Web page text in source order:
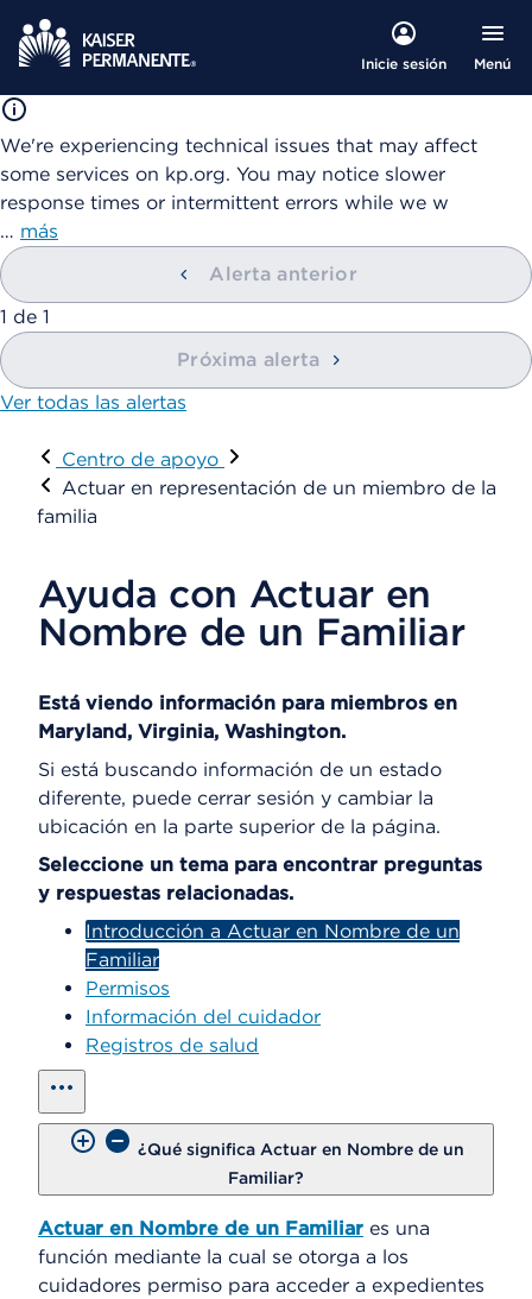
Inicie sesión Menú
We're experiencing technical issues that may affect
some services on kp.org. You may notice slower
response times or intermittent errors while we w
… más
Alerta anterior
mostrando
1 de 1
Próxima alerta
Ver todas las alertas
Visitar
Centro de apoyo
Actuar en representación de un miembro de la
familia
Ayuda con Actuar en
Nombre de un Familiar
Está viendo información para miembros en
Maryland, Virginia, Washington.
Si está buscando información de un estado
diferente, puede cerrar sesión y cambiar la
ubicación en la parte superior de la página.
Seleccione un tema para encontrar preguntas
y respuestas relacionadas.
Introducción a Actuar en Nombre de un
Familiar
Permisos
Información del cuidador
Registros de salud
show all
¿Qué significa Actuar en Nombre de un
Familiar?
Actuar en Nombre de un Familiar es una
función mediante la cual se otorga a los
cuidadores permiso para acceder a expedientes